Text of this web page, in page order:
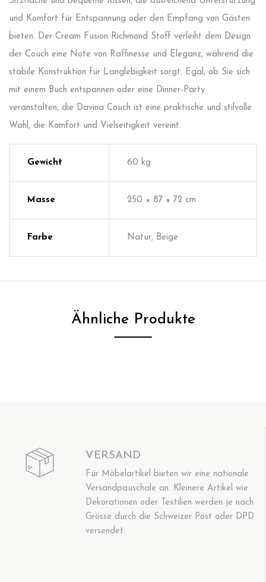
und Komfort für Entspannung oder den Empfang von Gästen
bieten. Der Cream Fusion Richmond Stoff verleiht dem Design
der Couch eine Note von Raffinesse und Eleganz, während die
stabile Konstruktion für Langlebigkeit sorgt. Egal, ob Sie sich
mit einem Buch entspannen oder eine Dinner-Party
veranstalten, die Davina Couch ist eine praktische und stilvolle
Wahl, die Komfort und Vielseitigkeit vereint.
Gewicht 60 kg
Masse 250 × 87 × 72 cm
Farbe Natur, Beige
Ähnliche Produkte
VERSAND
Für Möbelartikel bieten wir eine nationale
Versandpauschale an. Kleinere Artikel wie
Dekorationen oder Textilien werden je nach
Grösse durch die Schweizer Post oder DPD
versendet.